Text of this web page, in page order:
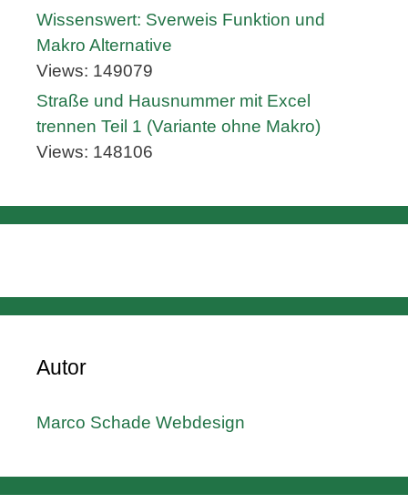
Wissenswert: Sverweis Funktion und
Makro Alternative
Views: 149079
Straße und Hausnummer mit Excel
trennen Teil 1 (Variante ohne Makro)
Views: 148106
Autor
Marco Schade Webdesign